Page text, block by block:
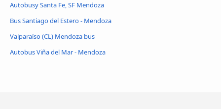
Autobusy Santa Fe, SF Mendoza
Bus Santiago del Estero - Mendoza
Valparaíso (CL) Mendoza bus
Autobus Viña del Mar - Mendoza